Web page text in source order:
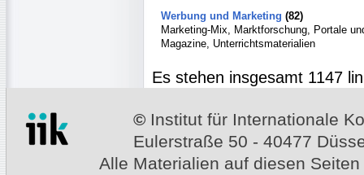
Werbung und Marketing (82)
Marketing-Mix, Marktforschung, Portale
Magazine, Unterrichtsmaterialien
Es stehen insgesamt 1147
© Institut für Internationale
Eulerstraße 50 - 40477
Alle Materialien auf diesen